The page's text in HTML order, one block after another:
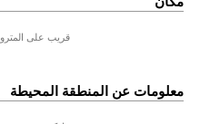
قريب على المترو
معلومات عن المنطقة المحيطة